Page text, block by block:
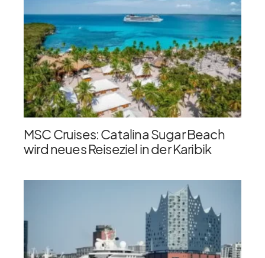
MSC Cruises: Catalina Sugar Beach
wird neues Reiseziel in der Karibik